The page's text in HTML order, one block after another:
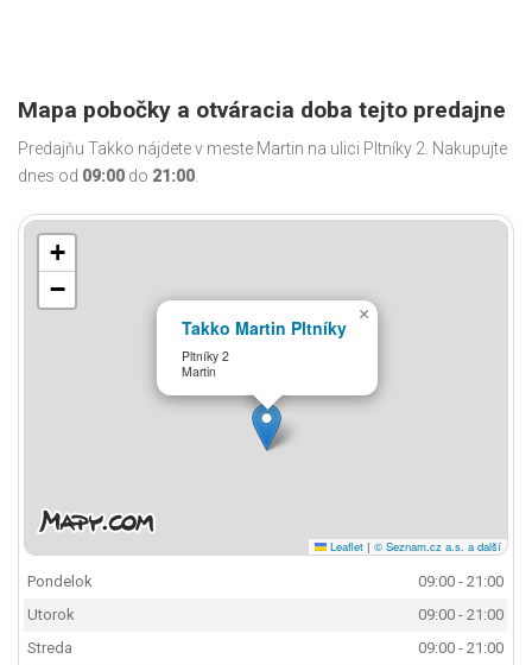
Mapa pobočky a otváracia doba tejto predajne
Predajňu Takko nájdete v meste Martin na ulici Pltníky 2. Nakupujte
dnes od 09:00 do 21:00.
Takko Martin Pltníky
Pltníky 2
Martin
×
+
−
Leaflet | © Seznam.cz a.s. a další
Pondelok
09:00 - 21:00
Utorok
09:00 - 21:00
Streda
09:00 - 21:00